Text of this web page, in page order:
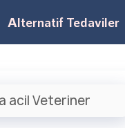
Alternatif Tedaviler
acil Veteriner